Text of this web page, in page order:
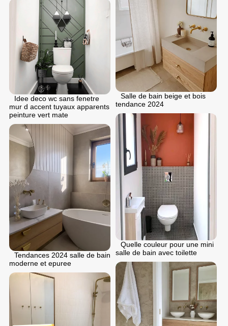
Salle de bain beige et bois
tendance 2024
Idee deco wc sans fenetre
mur d accent tuyaux apparents
peinture vert mate
Quelle couleur pour une mini
salle de bain avec toilette
Tendances 2024 salle de bain
moderne et epuree